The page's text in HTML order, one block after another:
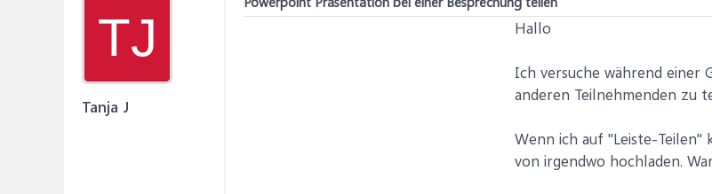
TJ
Tanja J
Hallo
Ich versuche während einer
anderen Teilnehmenden zu
Wenn ich auf "Leiste-
von irgendwo hochladen.